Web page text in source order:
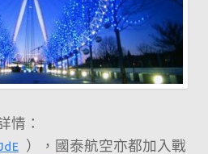
情：
），國泰航空亦都加入戰